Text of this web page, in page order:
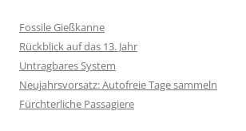
Fossile Gießkanne
Rückblick auf das 13. Jahr
Untragbares System
Neujahrsvorsatz: Autofreie Tage sammeln
Fürchterliche Passagiere